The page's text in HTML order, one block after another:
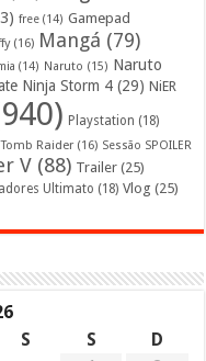
free (14) Gamepad
(16) Mangá (79)
(14) Naruto (15) Naruto
Ninja Storm 4 (29) NiER
Playstation (18)
Raider (16) Sessão SPOILER
V (88) Trailer (25)
Ultimato (18) Vlog (25)
S S
D